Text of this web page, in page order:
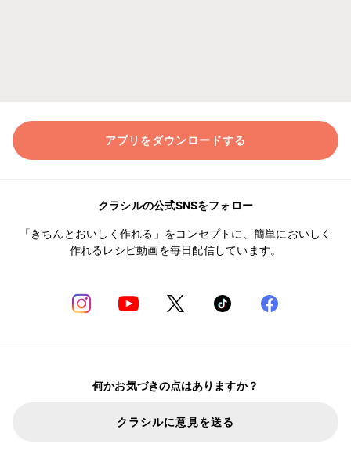
アプリをダウンロードする
クラシルの公式SNSをフォロー
「きちんとおいしく作れる」をコンセプトに、簡単においしく
作れるレシピ動画を毎日配信しています。
何かお気づきの点はありますか？
クラシルに意見を送る